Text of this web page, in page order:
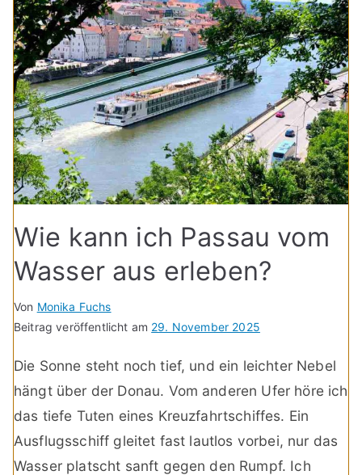
Wie kann ich Passau vom
Wasser aus erleben?
Von Monika Fuchs
Beitrag veröffentlicht am 29. November 2025
Die Sonne steht noch tief, und ein leichter Nebel
hängt über der Donau. Vom anderen Ufer höre ich
das tiefe Tuten eines Kreuzfahrtschiffes. Ein
Ausflugsschiff gleitet fast lautlos vorbei, nur das
Wasser platscht sanft gegen den Rumpf. Ich